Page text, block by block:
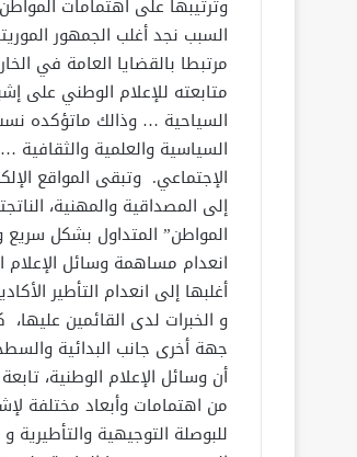
وترتيبها على اهتمامات
السبب نجد أغلب الجمهور
مرتبطا بالقضايا العامة في
متابعته للإعلام الوطني على
السياحية … وذالك ماتؤكده
السياسية والعلمية
الإجتماعي. وتبقى المواقع
إلى المصداقية والمهنية،
المواطن” المتداول بشكل
انعدام مساهمة وسائل
أغلبها إلى انعدام التأطير
و الخبرات لدى القائمين
جهة أخرى جانب البدائية
أن وسائل الإعلام الوطنية،
من اهتمامات وأبعاد مختلفة
للبوصلة التوجيهية والتأطيرية